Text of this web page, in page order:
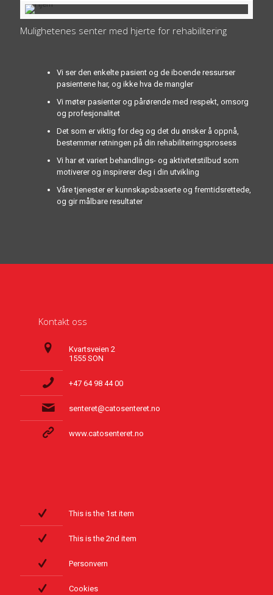
Mulighetenes senter med hjerte for rehabilitering
Vi ser den enkelte pasient og de iboende ressurser
pasientene har, og ikke hva de mangler
Vi møter pasienter og pårørende med respekt, omsorg
og profesjonalitet
Det som er viktig for deg og det du ønsker å oppnå,
bestemmer retningen på din rehabiliteringsprosess
Vi har et variert behandlings- og aktivitetstilbud som
motiverer og inspirerer deg i din utvikling
Våre tjenester er kunnskapsbaserte og fremtidsrettede,
og gir målbare resultater
Kontakt oss
Kvartsveien 2
1555 SON
+47 64 98 44 00
senteret@catosenteret.no
www.catosenteret.no
This is the 1st item
This is the 2nd item
Personvern
Cookies